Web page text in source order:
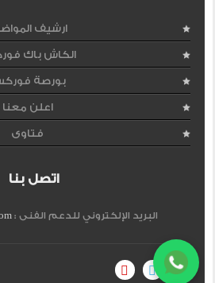
ارشيف
الكاش باك
بورصة
اعلن معنا
فتاوى
اتصل بنا
البريد الإلكتروني للدعم الفنى :